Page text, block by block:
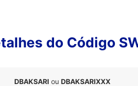
do Código
DBAKSARI ou DBAKSARIXXX